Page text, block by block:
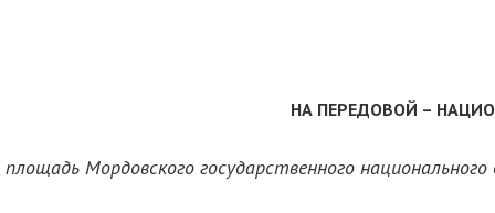
НА ПЕРЕДОВОЙ –
площадь Мордовского государственного